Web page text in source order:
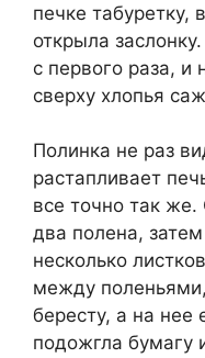
печке табуретку,
открыла
с первого раза, и
сверху хлопья
Полинка не раз
растапливает
все точно так
два полена,
несколько
между
бересту, а на
подожгла бумагу